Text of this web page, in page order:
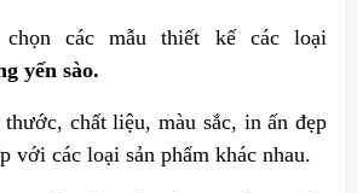
các mẫu thiết kế các loại
yến sào.
chất liệu, màu sắc, in ấn đẹp
với các loại sản phẩm khác nhau.